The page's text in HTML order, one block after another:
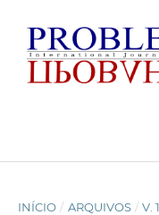
INÍCIO / ARQUIVOS / V.